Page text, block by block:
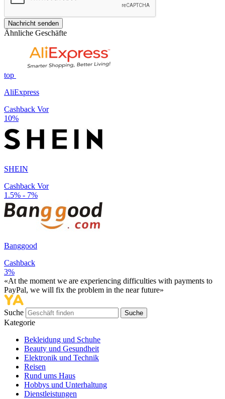
Nachricht senden
Ähnliche Geschäfte
top
AliExpress
Cashback Vor
10%
SHEIN
Cashback Vor
1.5% - 7%
Banggood
Cashback
3%
«At the moment we are experiencing difficulties with payments to
PayPal, we will fix the problem in the near future»
Suche Suche
Kategorie
Bekleidung und Schuhe
Beauty und Gesundheit
Elektronik und Technik
Reisen
Rund ums Haus
Hobbys und Unterhaltung
Dienstleistungen